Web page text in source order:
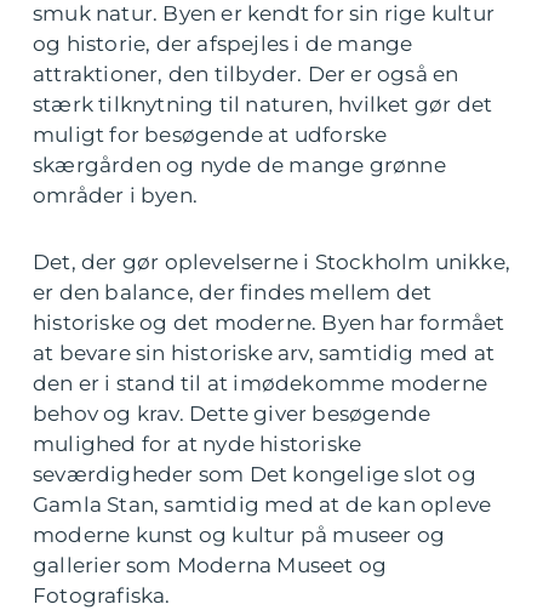
smuk natur. Byen er kendt for sin rige kultur
og historie, der afspejles i de mange
attraktioner, den tilbyder. Der er også en
stærk tilknytning til naturen, hvilket gør det
muligt for besøgende at udforske
skærgården og nyde de mange grønne
områder i byen.
Det, der gør oplevelserne i Stockholm unikke,
er den balance, der findes mellem det
historiske og det moderne. Byen har formået
at bevare sin historiske arv, samtidig med at
den er i stand til at imødekomme moderne
behov og krav. Dette giver besøgende
mulighed for at nyde historiske
seværdigheder som Det kongelige slot og
Gamla Stan, samtidig med at de kan opleve
moderne kunst og kultur på museer og
gallerier som Moderna Museet og
Fotografiska.